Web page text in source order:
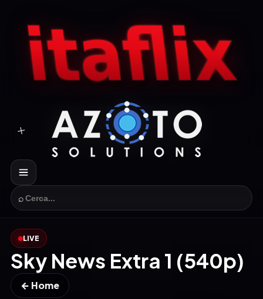
⌕
LIVE
Sky News Extra 1 (540p)
← Home